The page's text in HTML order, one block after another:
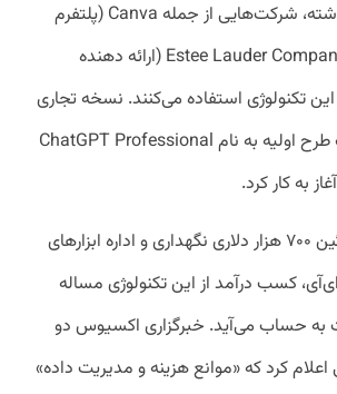
براساس بیانیه روز گذشته، شرکت‌هایی از جمله Canva (پلتفرم
طراحی گرافیک) و Estee Lauder Companies (ارائه دهنده
تکنولوژی استفاده می‌کنند. نسخه تجاری
ChatGPT حاصل یک طرح اولیه به نام ChatGPT Professional
به کار کرد.
با توجه به هزینه سنگین ۷۰۰ هزار دلاری نگهداری و اداره ابزارهای
کسب درآمد از این تکنولوژی مساله
به حساب می‌آید. خبرگزاری اکسیوس دو
کرد که «موانع هزینه و مدیریت داده»